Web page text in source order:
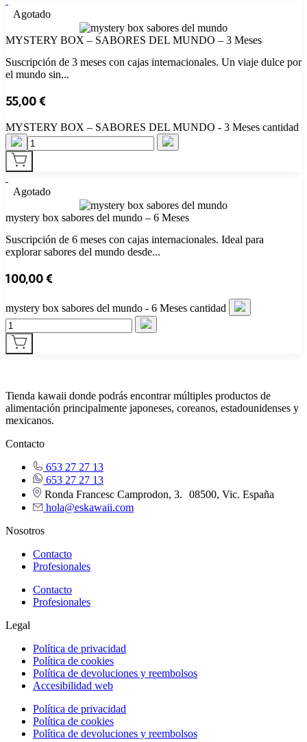
Agotado
MYSTERY BOX – SABORES DEL MUNDO – 3 Meses
Suscripción de 3 meses con cajas internacionales. Un viaje dulce por
el mundo sin...
55,00€
MYSTERY BOX – SABORES DEL MUNDO - 3 Meses cantidad
Agotado
mystery box sabores del mundo – 6 Meses
Suscripción de 6 meses con cajas internacionales. Ideal para
explorar sabores del mundo desde...
100,00€
mystery box sabores del mundo - 6 Meses cantidad
Tienda kawaii donde podrás encontrar múltiples productos de
alimentación principalmente japoneses, coreanos, estadounidenses y
mexicanos.
Contacto
653 27 27 13
653 27 27 13
Ronda Francesc Camprodon, 3. 08500, Vic. España
hola@eskawaii.com
Nosotros
Contacto
Profesionales
Contacto
Profesionales
Legal
Política de privacidad
Política de cookies
Política de devoluciones y reembolsos
Accesibilidad web
Política de privacidad
Política de cookies
Política de devoluciones y reembolsos